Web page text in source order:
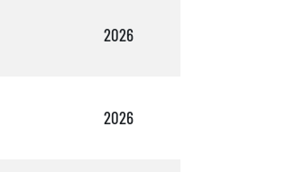
2026
2026